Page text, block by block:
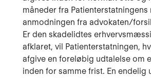
måneder fra
anmodningen fra advokaten/
Er den skadelidtes
afklaret, vil Patienterstatningen,
afgive en foreløbig udtalelse om
inden for samme frist. En endelig